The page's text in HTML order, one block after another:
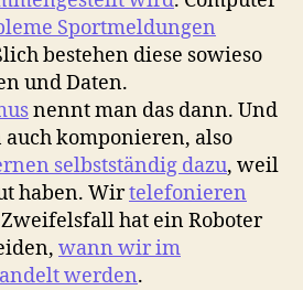
Sportmeldungen
bestehen diese sowieso
und Daten.
nennt man das dann. Und
komponieren, also
selbstständig dazu, weil
haben. Wirtelefonieren
hat ein Roboter
wann wir im
werden.